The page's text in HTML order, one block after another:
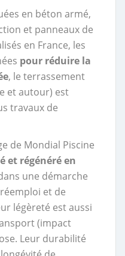
en béton armé,
et panneaux de
en France, les
pour réduire la
, le terrassement
et autour) est
travaux de
de Mondial Piscine
et régénéré en
une démarche
et de
légèreté est aussi
(impact
Leur durabilité